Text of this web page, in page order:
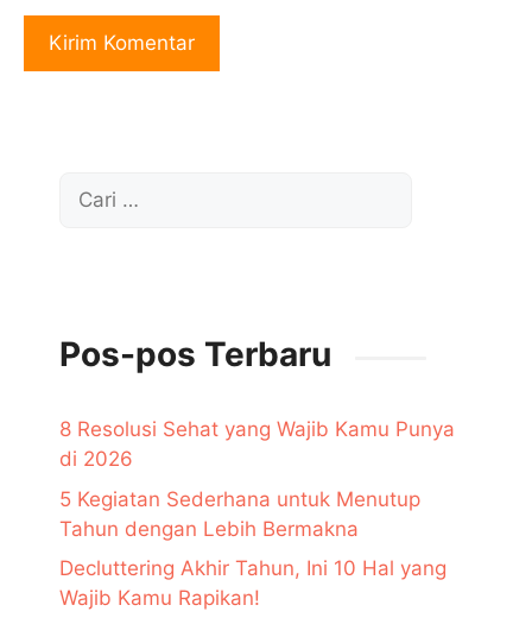
Cari
Pos-pos Terbaru
8 Resolusi Sehat yang Wajib Kamu Punya
di 2026
5 Kegiatan Sederhana untuk Menutup
Tahun dengan Lebih Bermakna
Decluttering Akhir Tahun, Ini 10 Hal yang
Wajib Kamu Rapikan!